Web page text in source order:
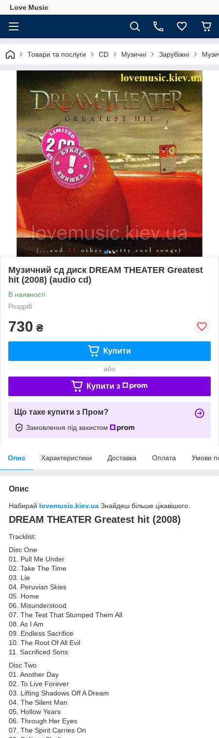
Love Music
Товари та послуги CD Музичні Зарубіжні
Музичний сд диск DREAM THEATER Greatest
hit (2008) (audio cd)
В наявності
Роздріб
730 ₴
Купити
або
Купити з
Що таке купити з Пром?
Замовлення під захистом
Опис Характеристики Доставка Оплата Умови
Опис
Набирай lovemusic.kiev.ua Знайдеш більше цікавішого.
DREAM THEATER Greatest hit (2008)
Tracklist:
Disc One
01. Pull Me Under
02. Take The Time
03. Lie
04. Peruvian Skies
05. Home
06. Misunderstood
07. The Test That Stumped Them All
08. As I Am
09. Endless Sacrifice
10. The Root Of All Evil
11. Sacrificed Sons
Disc Two
01. Another Day
02. To Live Forever
03. Lifting Shadows Off A Dream
04. The Silent Man
05. Hollow Years
06. Through Her Eyes
07. The Spirit Carries On